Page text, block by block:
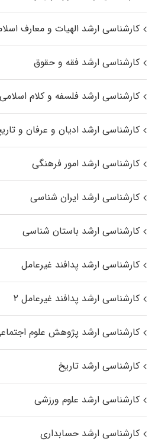
کارشناسی ارشد الهیات و معارف
کارشناسی ارشد فقه و حقوق
کارشناسی ارشد فلسفه و کلام اسلامی
کارشناسی ارشد ادیان و عرفان و
کارشناسی ارشد امور فرهنگی
کارشناسی ارشد ایران شناسی
کارشناسی ارشد باستان شناسی
کارشناسی ارشد پدافند غیرعامل
کارشناسی ارشد پدافند غیرعامل ۲
کارشناسی ارشد پژوهش علوم
کارشناسی ارشد تاریخ
کارشناسی ارشد علوم ورزشی
کارشناسی ارشد حسابداری